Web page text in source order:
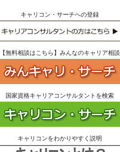
キャリコン・サーチへの登録
【無料相談はこちら】みんなのキャリア相談
国家資格キャリアコンサルタントを検索
キャリコンをわかりやすく説明